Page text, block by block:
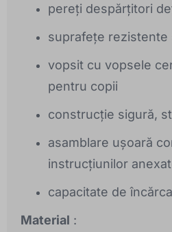
pereți despărțitori
suprafețe
vopsit cu vopsele
pentru copii
construcție sigură,
asamblare ușoară
instrucțiunilor
capacitate de
Material :